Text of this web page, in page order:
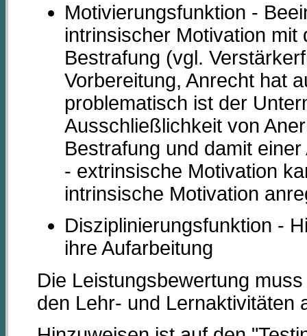
Motivierungsfunktion -
intrinsischer Motivation
Bestrafung (vgl.
Vorbereitung, Anrecht hat
problematisch ist der
Ausschließlichkeit von
Bestrafung und damit
- extrinsische Motivation
intrinsische Motivation
Disziplinierungsfunktion -
ihre Aufarbeitung
Die Leistungsbewertung
den Lehr- und Lernaktivitäten